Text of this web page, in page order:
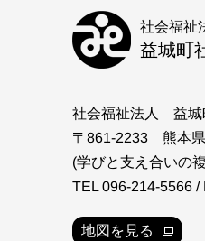
社会福祉
益城町
社会福祉法人 益城
〒861-2233 熊本
(学びと支え合いの
TEL 096-214-5566
地図を見る